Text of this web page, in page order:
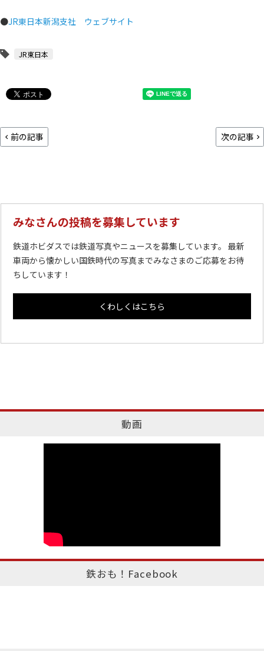
●JR東日本新潟支社 ウェブサイト
JR東日本
前の記事 次の記事
みなさんの投稿を募集しています
鉄道ホビダスでは鉄道写真やニュースを募集しています。 最新
車両から懐かしい国鉄時代の写真までみなさまのご応募をお待
ちしています！
くわしくはこちら
動画
鉄おも！Facebook